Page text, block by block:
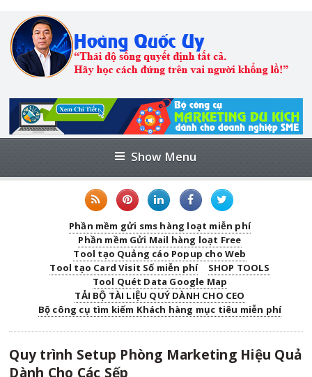
Show Menu
Phần mềm gửi sms hàng loạt miễn phí
Phần mềm Gửi Mail hàng loạt Free
Tool tạo Quảng cáo Popup cho Web
Tool tạo Card Visit Số miễn phí
SHOP TOOLS
Tool Quét Data Google Map
TẢI BỘ TÀI LIỆU QUÝ DÀNH CHO CEO
Bộ công cụ tìm kiếm Khách hàng mục tiêu miễn phí
Quy trình Setup Phòng Marketing Hiệu Quả
Dành Cho Các Sếp